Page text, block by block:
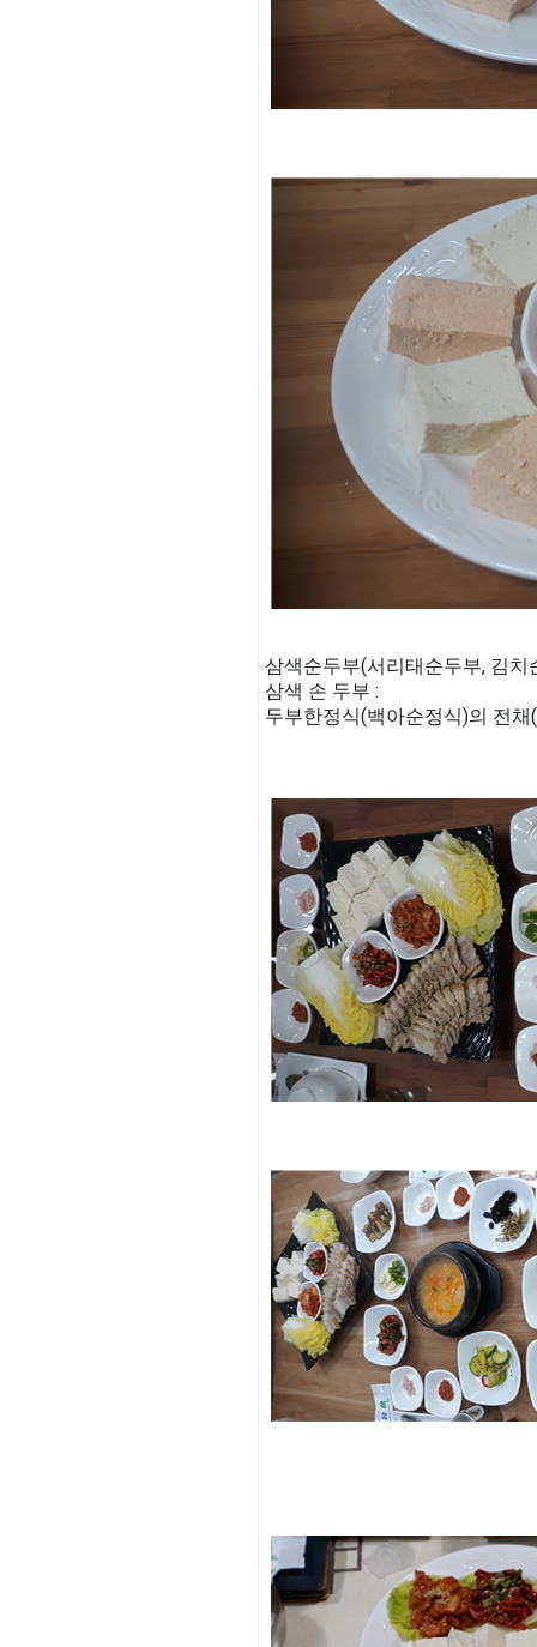
삼색순두부(서리태순두부, 김
삼색 손 두부 :
두부한정식(백아순정식)의 전